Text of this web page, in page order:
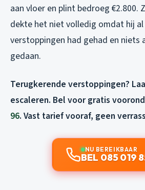
aan vloer en plint bedroeg €2.800.
dekte het niet volledig omdat hij
verstoppingen had gehad en niets
gedaan.
Terugkerende verstoppingen?
escaleren. Bel voor gratis
96. Vast tarief vooraf, geen
NU BEREIKBAAR
BEL 085 019